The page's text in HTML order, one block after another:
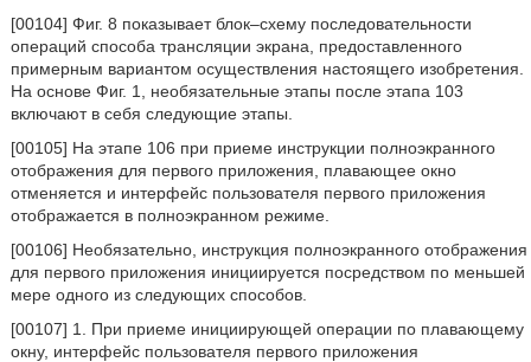
[00104] Фиг. 8 показывает блок–схему последовательности
операций способа трансляции экрана, предоставленного
примерным вариантом осуществления настоящего изобретения.
На основе Фиг. 1, необязательные этапы после этапа 103
включают в себя следующие этапы.
[00105] На этапе 106 при приеме инструкции полноэкранного
отображения для первого приложения, плавающее окно
отменяется и интерфейс пользователя первого приложения
отображается в полноэкранном режиме.
[00106] Необязательно, инструкция полноэкранного отображения
для первого приложения инициируется посредством по меньшей
мере одного из следующих способов.
[00107] 1. При приеме инициирующей операции по плавающему
окну, интерфейс пользователя первого приложения